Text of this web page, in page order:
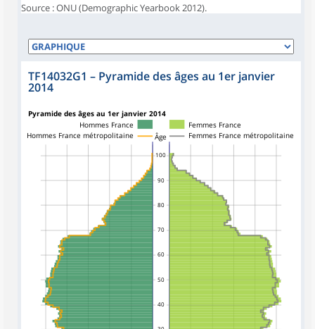
Source : ONU (Demographic Yearbook 2012).
TF14032G1 – Pyramide des âges au 1er janvier
2014
Pyramide des âges au 1er janvier 2014
Âge
40
50
60
70
80
90
100
Hommes France métropolitaine
Hommes France
Femmes France métropolitaine
Femmes France